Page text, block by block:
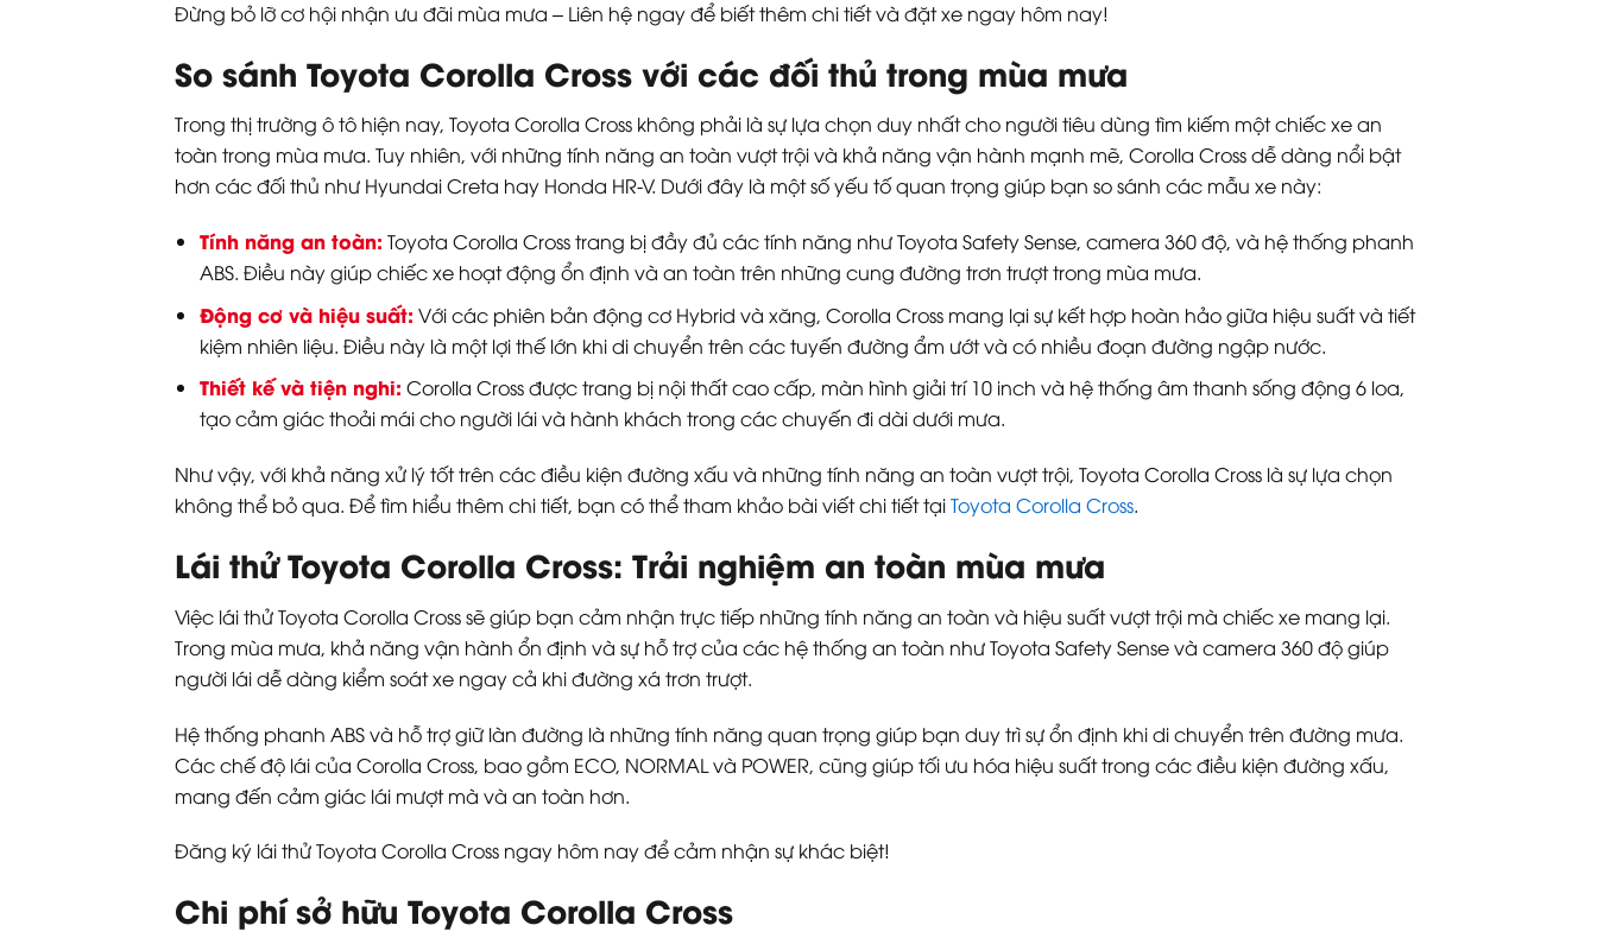
Đừng bỏ lỡ cơ hội nhận ưu đãi mùa mưa – Liên hệ ngay để biết thêm chi tiết và đặt xe ngay hôm nay!
So sánh Toyota Corolla Cross với các đối thủ trong mùa mưa
Trong thị trường ô tô hiện nay, Toyota Corolla Cross không phải là sự lựa chọn duy nhất cho người tiêu dùng tìm kiếm một chiếc xe an
toàn trong mùa mưa. Tuy nhiên, với những tính năng an toàn vượt trội và khả năng vận hành mạnh mẽ, Corolla Cross dễ dàng nổi bật
hơn các đối thủ như Hyundai Creta hay Honda HR-V. Dưới đây là một số yếu tố quan trọng giúp bạn so sánh các mẫu xe này:
Tính năng an toàn: Toyota Corolla Cross trang bị đầy đủ các tính năng như Toyota Safety Sense, camera 360 độ, và hệ thống phanh
ABS. Điều này giúp chiếc xe hoạt động ổn định và an toàn trên những cung đường trơn trượt trong mùa mưa.
Động cơ và hiệu suất: Với các phiên bản động cơ Hybrid và xăng, Corolla Cross mang lại sự kết hợp hoàn hảo giữa hiệu suất và tiết
kiệm nhiên liệu. Điều này là một lợi thế lớn khi di chuyển trên các tuyến đường ẩm ướt và có nhiều đoạn đường ngập nước.
Thiết kế và tiện nghi: Corolla Cross được trang bị nội thất cao cấp, màn hình giải trí 10 inch và hệ thống âm thanh sống động 6 loa,
tạo cảm giác thoải mái cho người lái và hành khách trong các chuyến đi dài dưới mưa.
Như vậy, với khả năng xử lý tốt trên các điều kiện đường xấu và những tính năng an toàn vượt trội, Toyota Corolla Cross là sự lựa chọn
không thể bỏ qua. Để tìm hiểu thêm chi tiết, bạn có thể tham khảo bài viết chi tiết tạiToyota Corolla Cross.
Lái thử Toyota Corolla Cross: Trải nghiệm an toàn mùa mưa
Việc lái thử Toyota Corolla Cross sẽ giúp bạn cảm nhận trực tiếp những tính năng an toàn và hiệu suất vượt trội mà chiếc xe mang lại.
Trong mùa mưa, khả năng vận hành ổn định và sự hỗ trợ của các hệ thống an toàn như Toyota Safety Sense và camera 360 độ giúp
người lái dễ dàng kiểm soát xe ngay cả khi đường xá trơn trượt.
Hệ thống phanh ABS và hỗ trợ giữ làn đường là những tính năng quan trọng giúp bạn duy trì sự ổn định khi di chuyển trên đường mưa.
Các chế độ lái của Corolla Cross, bao gồm ECO, NORMAL và POWER, cũng giúp tối ưu hóa hiệu suất trong các điều kiện đường xấu,
mang đến cảm giác lái mượt mà và an toàn hơn.
Đăng ký lái thử Toyota Corolla Cross ngay hôm nay để cảm nhận sự khác biệt!
Chi phí sở hữu Toyota Corolla Cross